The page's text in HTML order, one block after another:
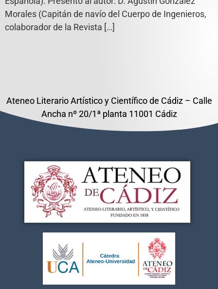
Morales (Capitán de navío del Cuerpo de Ingenieros,
colaborador de la Revista […]
Ateneo Literario Artístico y Científico de Cádiz – Calle
Ancha nº 20/1ª planta 11001 Cádiz